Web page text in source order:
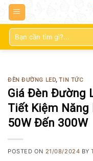
Tìm
kiếm:
ĐÈN ĐƯỜNG LED,TIN TỨC
Giá Đèn Đường
Tiết Kiệm Năng
50W Đến 300W
POSTED ON 21/08/2024 BY